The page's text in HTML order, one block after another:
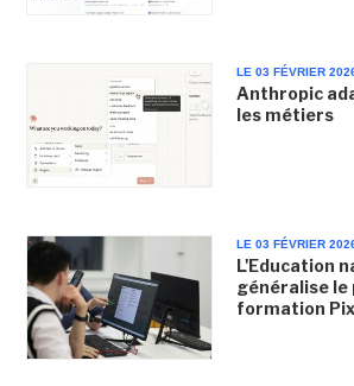
LE 03 FÉVRIER
Anthropic
les métiers
LE 03 FÉVRIER
L'Education
généralise le
formation